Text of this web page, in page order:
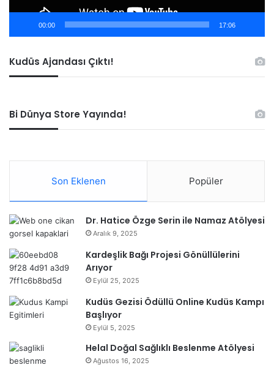
00:00 17:06
Kudüs Ajandası Çıktı!
Bi Dünya Store Yayında!
Son Eklenen Popüler
Dr. Hatice Özge Serin ile Namaz Atölyesi
Aralık 9, 2025
Kardeşlik Bağı Projesi Gönüllülerini
Arıyor
Eylül 25, 2025
Kudüs Gezisi Ödüllü Online Kudüs Kampı
Başlıyor
Eylül 5, 2025
Helal Doğal Sağlıklı Beslenme Atölyesi
Ağustos 16, 2025